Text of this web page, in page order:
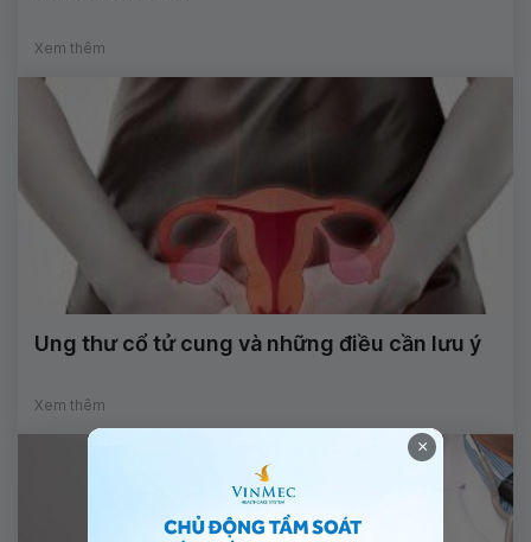
Xem thêm
Ung thư cổ tử cung và những điều cần lưu ý
Xem thêm
×